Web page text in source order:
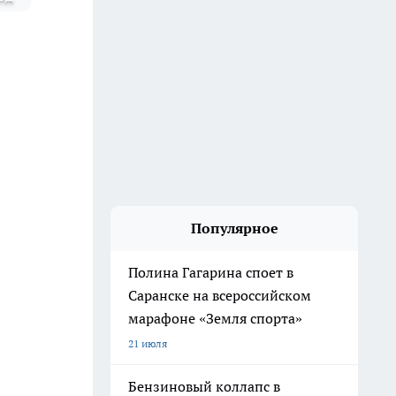
Популярное
Полина Гагарина споет в
Саранске на всероссийском
марафоне «Земля спорта»
21 июля
Бензиновый коллапс в